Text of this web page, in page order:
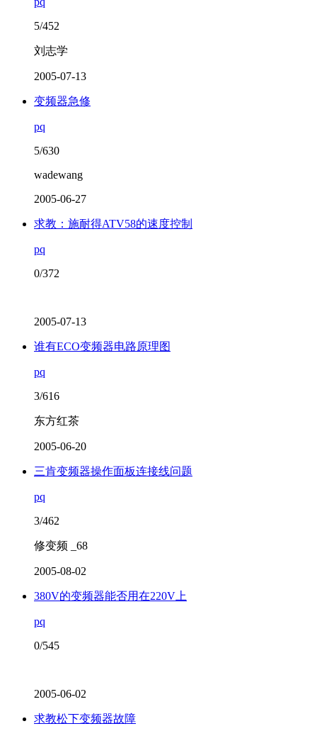
5/452
刘志学
2005-07-13
变频器急修
pq
5/630
wadewang
2005-06-27
求教：施耐得ATV58的速度控制
pq
0/372
2005-07-13
谁有ECO变频器电路原理图
pq
3/616
东方红茶
2005-06-20
三肯变频器操作面板连接线问题
pq
3/462
修变频 _68
2005-08-02
380V的变频器能否用在220V上
pq
0/545
2005-06-02
求教松下变频器故障